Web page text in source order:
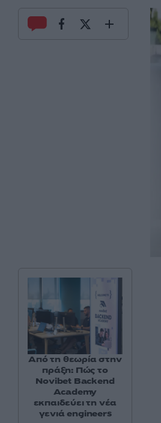
Από τη θεωρία στην
πράξη: Πώς το
Novibet Backend
Academy
εκπαιδεύει τη νέα
γενιά engineers